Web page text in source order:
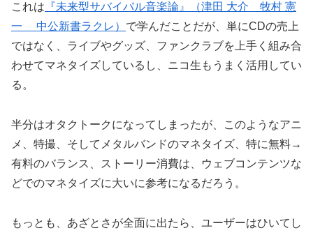
これは 『未来型サバイバル音楽論』（津田 大介 牧村 憲
一 中公新書ラクレ） で学んだことだが、単にCDの売上
ではなく、ライブやグッズ、ファンクラブを上手く組み合
わせてマネタイズしているし、ニコ生もうまく活用してい
る。
半分はオタクトークになってしまったが、このようなアニ
メ、特撮、そしてメタルバンドのマネタイズ、特に無料→
有料のバランス、ストーリー消費は、ウェブコンテンツな
どでのマネタイズに大いに参考になるだろう。
もっとも、あざとさが全面に出たら、ユーザーはひいてし